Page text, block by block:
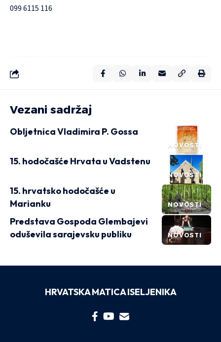
099 6115 116
Vezani sadržaj
NOVOSTI
Obljetnica Vladimira P. Gossa
NOVOSTI
15. hodočašće Hrvata u Vadstenu
NOVOSTI
15. hrvatsko hodočašće u
Marianku
NOVOSTI
Predstava Gospoda Glembajevi
oduševila sarajevsku publiku
HRVATSKA MATICA ISELJENIKA